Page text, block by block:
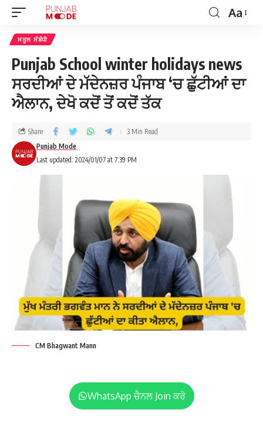
Aa
ਸਕੂਲ ਸੰਬੰਧੀ
Punjab School winter holidays news
ਸਰਦੀਆਂ ਦੇ ਮੱਦੇਨਜ਼ਰ ਪੰਜਾਬ ‘ਚ ਛੁੱਟੀਆਂ ਦਾ
ਐਲਾਨ, ਦੇਖੋ ਕਦੋਂ ਤੋਂ ਕਦੋਂ ਤੱਕ
Last updated: 2024/01/07 at 7:39 PM
Punjab Mode
Share 3 Min Read
CM Bhagwant Mann
WhatsApp ਚੈਨਲ Join ਕਰੋ